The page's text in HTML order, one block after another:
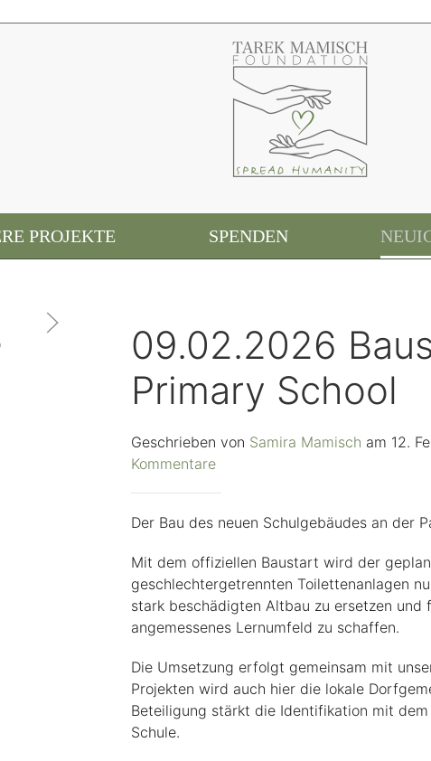
PROJEKTE SPENDEN
09.02.2026
Primary School
Geschrieben von Samira Mamisch am 12.
Kommentarezu
an
Pak
Seuang
Primary
School
Der Bau des neuen Schulgebäudes an der
Mit dem offiziellen Baustart wird der
geschlechtergetrennten Toilettenanlagen
stark beschädigten Altbau zu ersetzen und
angemessenes Lernumfeld zu schaffen.
Die Umsetzung erfolgt gemeinsam mit
Projekten wird auch hier die lokale
Beteiligung stärkt die Identifikation mit
Schule.